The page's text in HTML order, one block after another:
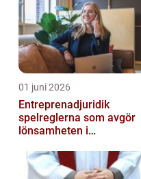
01 juni 2026
Entreprenadjuridik
spelreglerna som avgör
lönsamheten i